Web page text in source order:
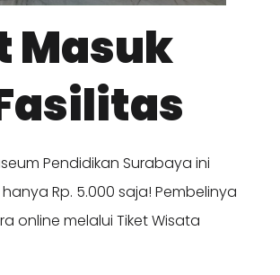
Masuk
Pendidikan Surabaya ini
Rp. 5.000 saja! Pembelinya
online melalui Tiket Wisata